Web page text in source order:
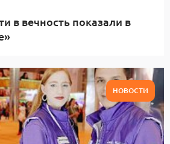
в вечность показали в
НОВОСТИ